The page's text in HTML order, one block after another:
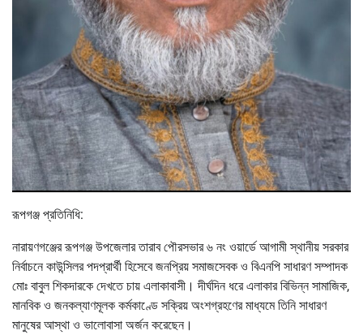
রূপগঞ্জ প্রতিনিধি:
নারায়ণগঞ্জের রূপগঞ্জ উপজেলার তারাব পৌরসভার ৬ নং ওয়ার্ডে আগামী স্থানীয় সরকার
নির্বাচনে কাউন্সিলর পদপ্রার্থী হিসেবে জনপ্রিয় সমাজসেবক ও বিএনপি সাধারণ সম্পাদক
মোঃ বাবুল শিকদারকে দেখতে চায় এলাকাবাসী। দীর্ঘদিন ধরে এলাকার বিভিন্ন সামাজিক,
মানবিক ও জনকল্যাণমূলক কর্মকাণ্ডে সক্রিয় অংশগ্রহণের মাধ্যমে তিনি সাধারণ
মানুষের আস্থা ও ভালোবাসা অর্জন করেছেন।